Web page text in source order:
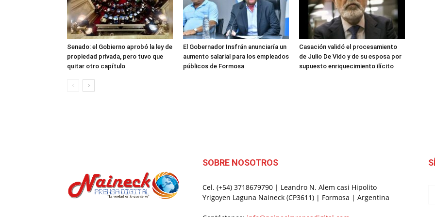
Senado: el Gobierno aprobó la ley de
propiedad privada, pero tuvo que
quitar otro capítulo
El Gobernador Insfrán anunciaría un
aumento salarial para los empleados
públicos de Formosa
Casación validó el procesamiento
de Julio De Vido y de su esposa por
supuesto enriquecimiento ilícito
SOBRE NOSOTROS
Cel. (+54) 3718679790 | Leandro N. Alem casi Hipolito
Yrigoyen Laguna Naineck (CP3611) | Formosa | Argentina